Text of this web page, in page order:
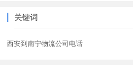
关键词
西安到南宁物流公司电话